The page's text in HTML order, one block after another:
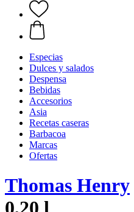
Especias
Dulces y salados
Despensa
Bebidas
Accesorios
Asia
Recetas caseras
Barbacoa
Marcas
Ofertas
Thomas Henry